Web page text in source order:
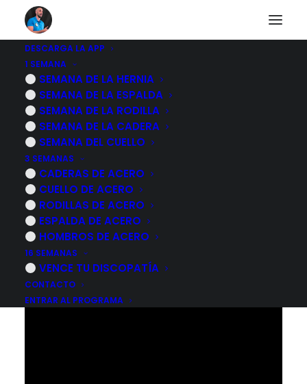
DESCARGA LA APP
1 SEMANA
SEMANA DE LA HERNIA
SEMANA DE LA ESPALDA
SEMANA DE LA RODILLA
SEMANA DE LA CADERA
SEMANA DEL CUELLO
3 SEMANAS
CADERAS DE ACERO
CUELLO DE ACERO
RODILLAS DE ACERO
ESPALDA DE ACERO
HOMBROS DE ACERO
16 SEMANAS
VENCE TU DISCOPATÍA
CONTACTO
ENTRAR AL PROGRAMA
4 EJERCICIOS para
aliviar el DOLOR DE
CABEZA
21 SEPTIEMBRE, 2023 | POR